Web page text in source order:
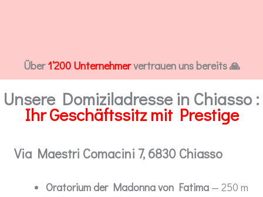
Über1’200 Unternehmervertrauen uns bereits 🙏
Unsere Domiziladresse in Chiasso :
Ihr Geschäftssitz mit Prestige
Via Maestri Comacini 7, 6830 Chiasso
Oratorium der Madonna von Fatima — 250 m